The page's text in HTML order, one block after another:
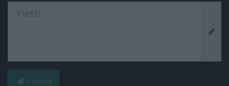
Lähetä